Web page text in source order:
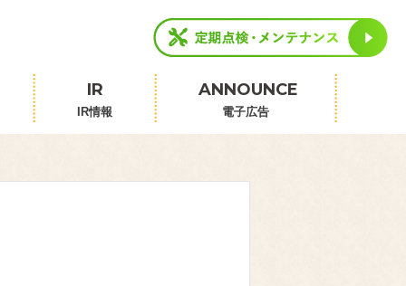
IR
IR情報
ANNOUNCE
電子広告